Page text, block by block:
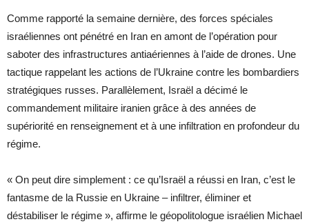
Comme rapporté la semaine dernière, des forces spéciales
israéliennes ont pénétré en Iran en amont de l’opération pour
saboter des infrastructures antiaériennes à l’aide de drones. Une
tactique rappelant les actions de l’Ukraine contre les bombardiers
stratégiques russes. Parallèlement, Israël a décimé le
commandement militaire iranien grâce à des années de
supériorité en renseignement et à une infiltration en profondeur du
régime.
« On peut dire simplement : ce qu’Israël a réussi en Iran, c’est le
fantasme de la Russie en Ukraine – infiltrer, éliminer et
déstabiliser le régime », affirme le géopolitologue israélien Michael